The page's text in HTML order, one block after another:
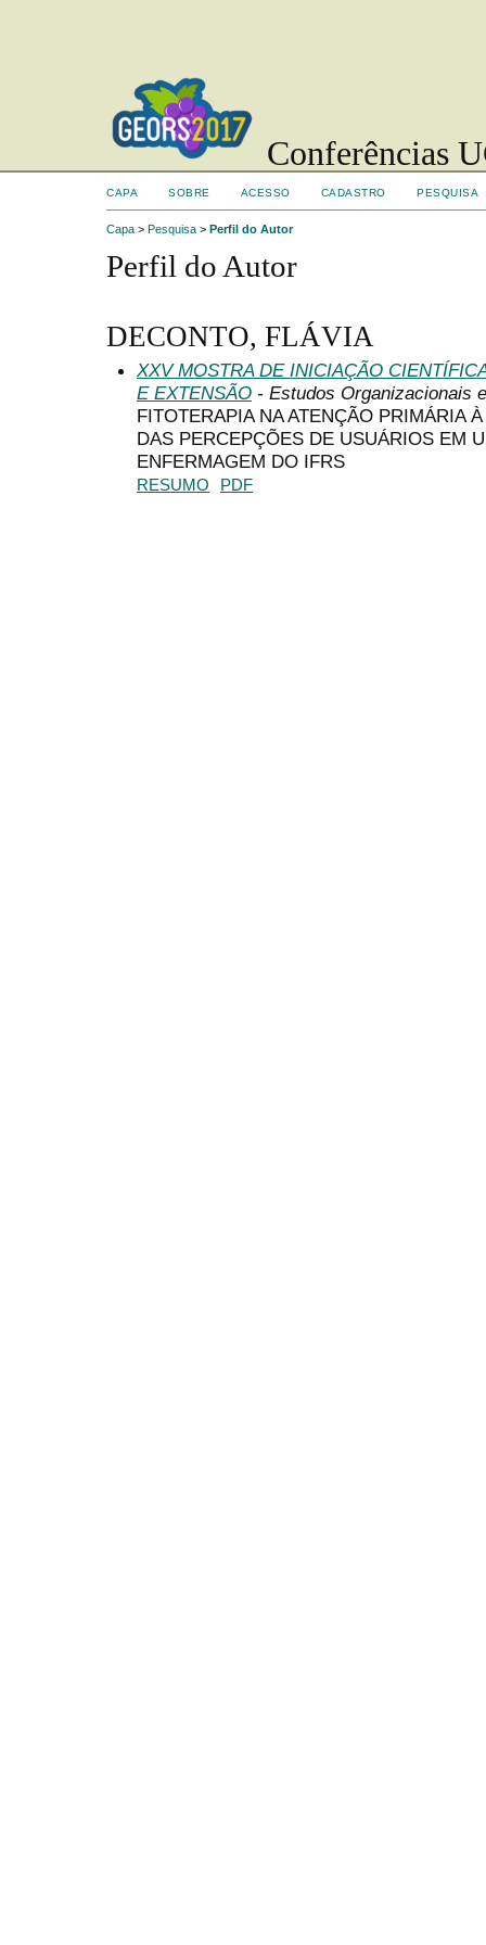
Conferências
CAPA SOBRE ACESSO CADASTRO PESQUISA
Capa > Pesquisa > Perfil do Autor
Perfil do Autor
DECONTO, FLÁVIA
XXV MOSTRA DE INICIAÇÃO
E EXTENSÃO - Estudos Organizacionais
FITOTERAPIA NA ATENÇÃO PRIMÁRIA
DAS PERCEPÇÕES DE USUÁRIOS EM
ENFERMAGEM DO IFRS
RESUMO PDF